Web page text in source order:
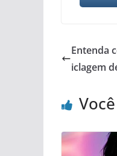
Entenda
iclagem